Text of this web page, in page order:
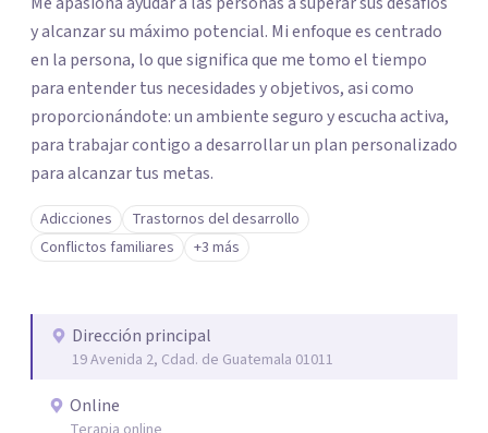
y alcanzar su máximo potencial. Mi enfoque es centrado
en la persona, lo que significa que me tomo el tiempo
para entender tus necesidades y objetivos, asi como
proporcionándote: un ambiente seguro y escucha activa,
para trabajar contigo a desarrollar un plan personalizado
para alcanzar tus metas.
Adicciones
Trastornos del desarrollo
Conflictos familiares
+3 más
Dirección principal
19 Avenida 2, Cdad. de Guatemala 01011
Online